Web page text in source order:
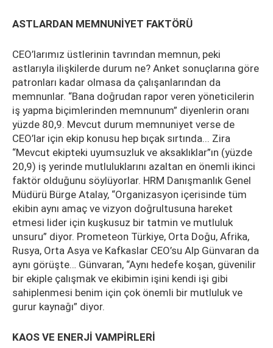
ASTLARDAN MEMNUNİYET FAKTÖRÜ
CEO’larımız üstlerinin tavrından memnun, peki
astlarıyla ilişkilerde durum ne? Anket sonuçlarına göre
patronları kadar olmasa da çalışanlarından da
memnunlar. “Bana doğrudan rapor veren yöneticilerin
iş yapma biçimlerinden memnunum” diyenlerin oranı
yüzde 80,9. Mevcut durum memnuniyet verse de
CEO’lar için ekip konusu hep bıçak sırtında... Zira
“Mevcut ekipteki uyumsuzluk ve aksaklıklar”ın (yüzde
20,9) iş yerinde mutluluklarını azaltan en önemli ikinci
faktör olduğunu söylüyorlar. HRM Danışmanlık Genel
Müdürü Bürge Atalay, “Organizasyon içerisinde tüm
ekibin aynı amaç ve vizyon doğrultusuna hareket
etmesi lider için kuşkusuz bir tatmin ve mutluluk
unsuru” diyor. Prometeon Türkiye, Orta Doğu, Afrika,
Rusya, Orta Asya ve Kafkaslar CEO’su Alp Günvaran da
aynı görüşte… Günvaran, “Aynı hedefe koşan, güvenilir
bir ekiple çalışmak ve ekibimin işini kendi işi gibi
sahiplenmesi benim için çok önemli bir mutluluk ve
gurur kaynağı” diyor.
KAOS VE ENERJİ VAMPİRLERİ